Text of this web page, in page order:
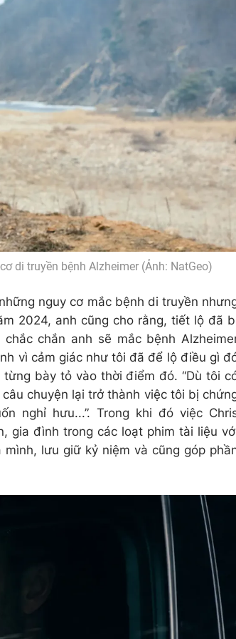
di truyền bệnh Alzheimer (Ảnh: NatGeo)
nguy cơ mắc bệnh di truyền
2024, anh cũng cho rằng, tiết lộ đã
chắn anh sẽ mắc bệnh
vì cảm giác như tôi đã để lộ điều gì
bày tỏ vào thời điểm đó. “Dù tôi
chuyện lại trở thành việc tôi bị
nghỉ hưu...”. Trong khi đó việc
gia đình trong các loạt phim tài liệu
lưu giữ kỷ niệm và cũng góp